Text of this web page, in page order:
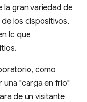
la gran variedad de
los dispositivos,
lo que
como
una "carga en frío"
de un visitante